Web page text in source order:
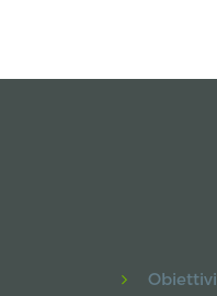
Obiettivi